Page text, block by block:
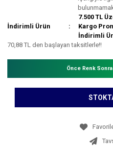
İndirimli Ürün
7.500 TL
Kargo
İndirimli
70,88 TL den başlayan taksitlerle!!
Önce Renk